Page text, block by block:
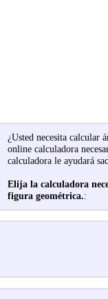
¿Usted necesita calcular
online calculadora
calculadora le ayudará
Elija la calculadora
figura geométrica.: